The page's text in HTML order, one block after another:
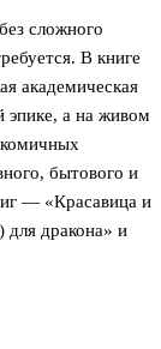
сложного
В книге
академическая
эпике, а на живом
бытового и
— «Красавица и
для дракона» и